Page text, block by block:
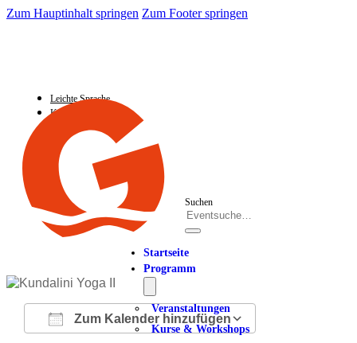
Zum Hauptinhalt springen Zum Footer springen
Leichte Sprache
Kontakt
Suchen
Startseite
Programm
Veranstaltungen
Kurse & Workshops
Zum Kalender hinzufügen